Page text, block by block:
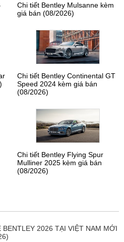
Chi tiết Bentley Mulsanne kèm
giá bán (08/2026)
Chi tiết Bentley Continental GT
Speed 2024 kèm giá bán
(08/2026)
Chi tiết Bentley Flying Spur
Mulliner 2025 kèm giá bán
(08/2026)
BENTLEY 2026 TẠI VIỆT NAM MỚI